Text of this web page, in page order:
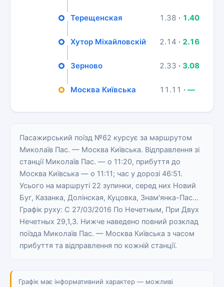
Терещенская 1.38 · 1.40
Хутор Міхайловскій 2.14 · 2.16
Зерново 2.33 · 3.08
Москва Київська 11.11 · —
Пасажирський поїзд №62 курсує за маршрутом
Миколаїв Пас. — Москва Київська. Відправлення зі
станції Миколаїв Пас. — о 11:20, прибуття до
Москва Київська — о 11:11; час у дорозі 46:51.
Усього на маршруті 22 зупинки, серед них Новий
Буг, Казанка, Долінская, Куцовка, Знам'янка-Пас…
Графік руху: С 27/03/2016 По Нечетным, При Двух
Нечетных 29,1,3. Нижче наведено повний розклад
поїзда Миколаїв Пас. — Москва Київська з часом
прибуття та відправлення по кожній станції.
Графік має інформативний характер — можливі